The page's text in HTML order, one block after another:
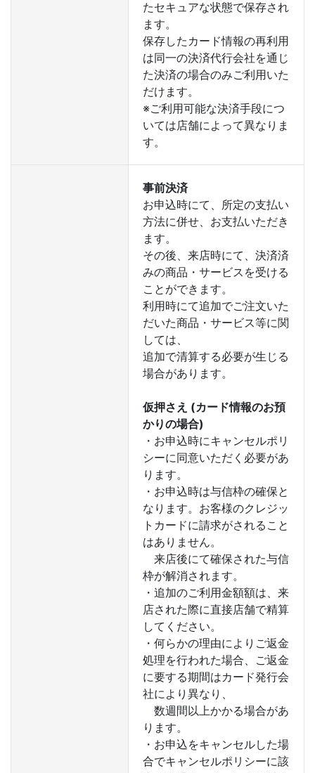
たセキュアな状態で保存され
ます。
保存したカード情報の再利用
は同一の決済代行会社を通じ
た決済の場合のみご利用いた
だけます。
※ご利用可能な決済手段につ
いては店舗によって異なりま
す。
事前決済
お申込時にて、所定の支払い
方法に併せ、お支払いただき
ます。
その後、来店時にて、決済済
みの商品・サービスを受ける
ことができます。
利用時にて追加でご注文いた
だいた商品・サービス等に関
しては、
追加で清算する必要が生じる
場合があります。
仮押さえ (カード情報のお預
かりの場合)
・お申込時にキャンセルポリ
シーに同意いただく必要があ
ります。
・お申込時は与信枠の確保と
なります。お客様のクレジッ
トカードに請求がされること
はありません。
来店後にて確保された与信
枠が解消されます。
・追加のご利用金額額は、来
店された際に直接店舗で精算
してください。
・何らかの理由によりご返金
処理を行われた場合、ご返金
に要する期間はカード発行会
社により異なり、
数週間以上かかる場合があ
ります。
・お申込をキャンセルした場
合でキャンセルポリシーに該